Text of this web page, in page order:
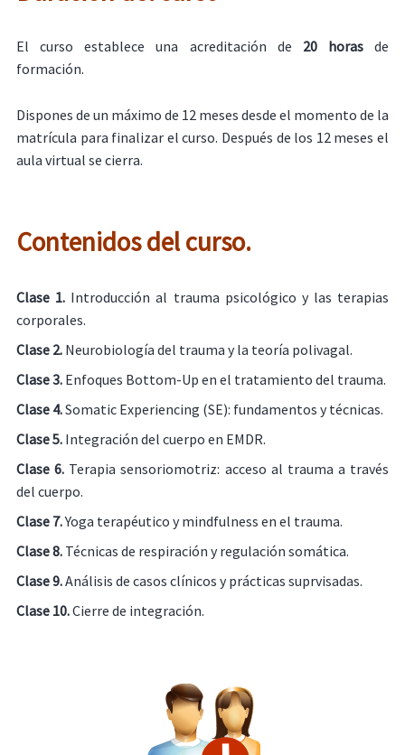
El curso establece una acreditación de 20 horasde
formación.
Dispones de un máximo de 12 meses desde el momento de la
matrícula para finalizar el curso. Después de los 12 meses el
aula virtual se cierra.
Contenidos del curso.
Clase 1. Introducción al trauma psicológico y las terapias
corporales.
Clase 2. Neurobiología del trauma y la teoría polivagal.
Clase 3. Enfoques Bottom-Up en el tratamiento del trauma.
Clase 4.Somatic Experiencing (SE): fundamentos y técnicas.
Clase 5.Integración del cuerpo en EMDR.
Clase 6. Terapia sensoriomotriz: acceso al trauma a través
del cuerpo.
Clase 7.Yoga terapéutico y mindfulness en el trauma.
Clase 8. Técnicas de respiración y regulación somática.
Clase 9.Análisis de casos clínicos y prácticas suprvisadas.
Clase 10.Cierre de integración.